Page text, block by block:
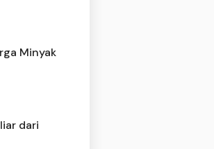
Minyak
dari